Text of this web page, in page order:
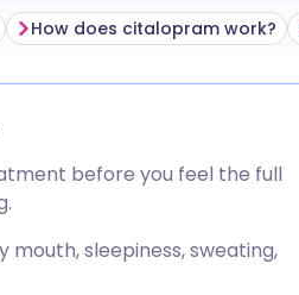
How does citalopram work?
before you feel the full
sleepiness, sweating,